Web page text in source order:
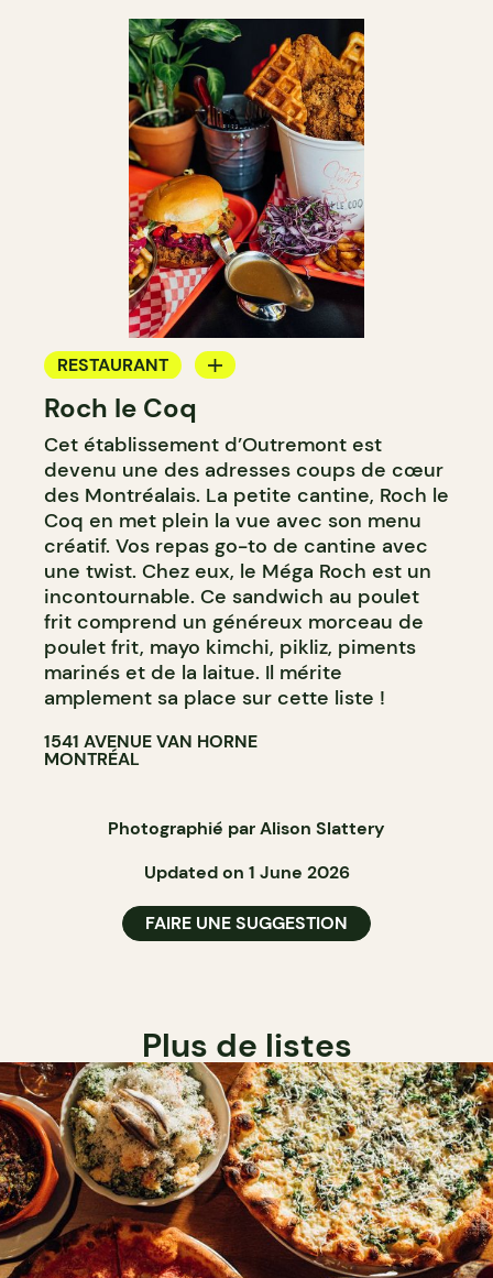
RESTAURANT
COMPTOIR
Roch le Coq
Cet établissement d’Outremont est
devenu une des adresses coups de cœur
des Montréalais. La petite cantine, Roch le
Coq en met plein la vue avec son menu
créatif. Vos repas go-to de cantine avec
une twist. Chez eux, le Méga Roch est un
incontournable. Ce sandwich au poulet
frit comprend un généreux morceau de
poulet frit, mayo kimchi, pikliz, piments
marinés et de la laitue. Il mérite
amplement sa place sur cette liste !
1541 AVENUE VAN HORNE
MONTRÉAL
Photographié par Alison Slattery
Updated on 1 June 2026
FAIRE UNE SUGGESTION
Plus de listes